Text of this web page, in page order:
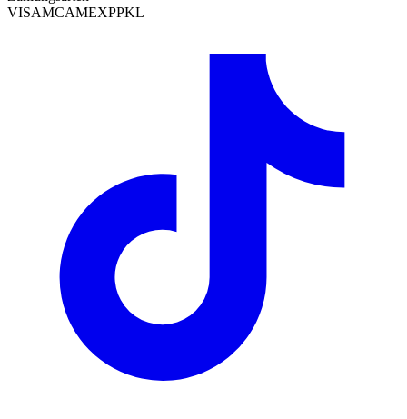
VISAMCAMEXPPKL